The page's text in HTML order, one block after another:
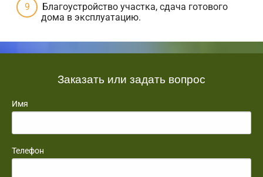
Благоустройство участка, сдача готового
дома в эксплуатацию.
Заказать или задать вопрос
Имя
Телефон